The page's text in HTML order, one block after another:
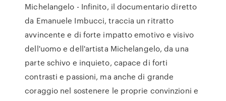
Michelangelo - Infinito, il documentario diretto
da Emanuele Imbucci, traccia un ritratto
avvincente e di forte impatto emotivo e visivo
dell'uomo e dell'artista Michelangelo, da una
parte schivo e inquieto, capace di forti
contrasti e passioni, ma anche di grande
coraggio nel sostenere le proprie convinzioni e